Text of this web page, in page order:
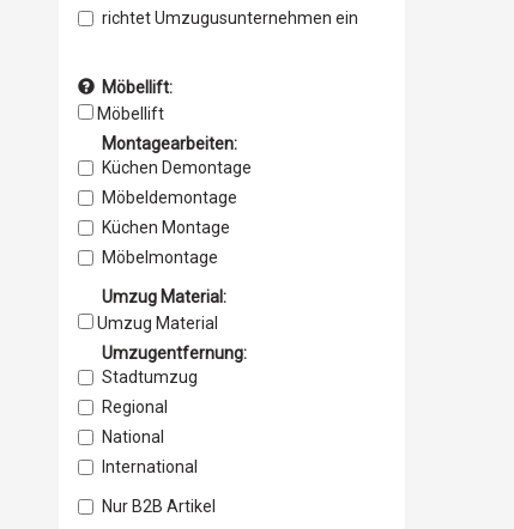
richtet Umzugusunternehmen ein
Möbellift:
Möbellift
Montagearbeiten:
Küchen Demontage
Möbeldemontage
Küchen Montage
Möbelmontage
Umzug Material:
Umzug Material
Umzugentfernung:
Stadtumzug
Regional
National
International
Nur B2B Artikel